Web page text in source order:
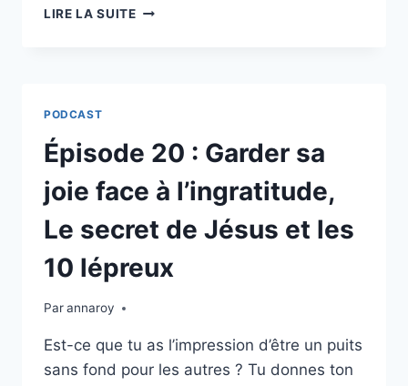
LIRE LA SUITEÉPISODE
AVEC
GRÂCE
PODCAST
Épisode 20 : Garder sa
joie face à l’ingratitude,
Le secret de Jésus et les
10 lépreux
Parannaroy
Est-ce que tu as l’impression d’être un puits
sans fond pour les autres ? Tu donnes ton